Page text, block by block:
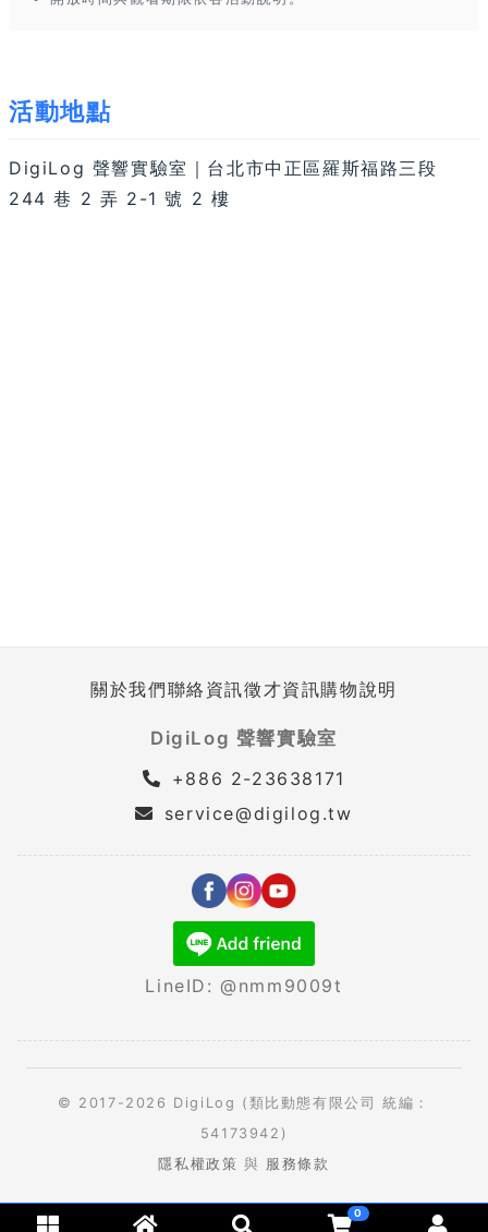
活動地點
DigiLog 聲響實驗室｜台北市中正區羅斯福路三段
244 巷 2 弄 2-1 號 2 樓
關於我們聯絡資訊徵才資訊購物說明
DigiLog 聲響實驗室
+886 2-23638171
service@digilog.tw
LineID: @nmm9009t
© 2017-2026 DigiLog (類比動態有限公司 統編：
54173942)
隱私權政策 與 服務條款
0